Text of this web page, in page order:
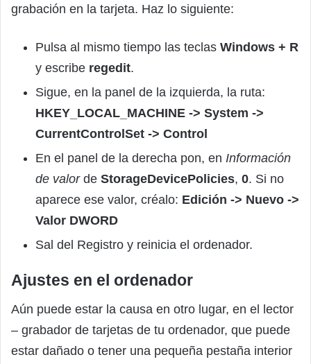
grabación en la tarjeta. Haz lo siguiente:
Pulsa al mismo tiempo las teclas Windows + R
y escribe regedit.
Sigue, en la panel de la izquierda, la ruta:
HKEY_LOCAL_MACHINE -> System ->
CurrentControlSet -> Control
En el panel de la derecha pon, en Información
de valorde StorageDevicePolicies, 0. Si no
aparece ese valor, créalo: Edición -> Nuevo ->
Valor DWORD
Sal del Registro y reinicia el ordenador.
Ajustes en el ordenador
Aún puede estar la causa en otro lugar, en el lector
– grabador de tarjetas de tu ordenador, que puede
estar dañado o tener una pequeña pestaña interior